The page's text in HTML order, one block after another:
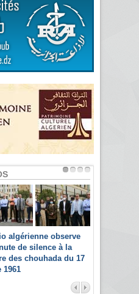
algérienne observe
de silence à la
des chouhada du 17
1961